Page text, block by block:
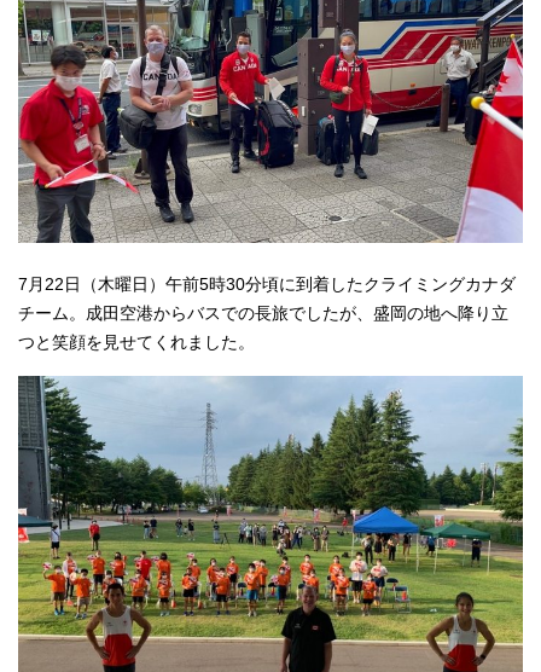
7月22日（木曜日）午前5時30分頃に到着したクライミングカナダ
チーム。成田空港からバスでの長旅でしたが、盛岡の地へ降り立
つと笑顔を見せてくれました。